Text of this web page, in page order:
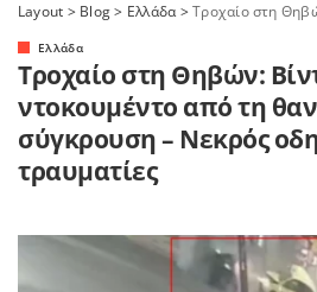
Layout > Blog> Ελλάδα>Τροχαίο στη Θηβών: Βίντεο ντοκουμέντο
Ελλάδα
Τροχαίο στη Θηβών:
ντοκουμέντο από τη
σύγκρουση – Νεκρός
τραυματίες